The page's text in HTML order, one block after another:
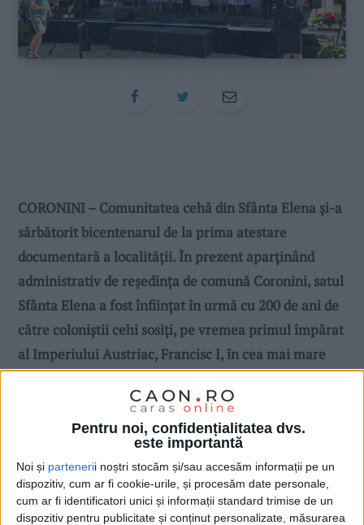
Pentru noi, confidențialitatea dvs.
este importantă
Noi și partenerii noștri stocăm și/sau accesăm informații pe un
dispozitiv, cum ar fi cookie-urile, și procesăm date personale,
cum ar fi identificatori unici și informații standard trimise de un
dispozitiv pentru publicitate și conținut personalizate, măsurarea
CORONINI – Comunitatea cehă din Sfânta Elena şi-a
sărbătorit bicentenarul de la prima atestare
documentară a localităţii. În prezent aparţinând
administrativ de reşedinţa de comună Coronini, satul
Sfânta Elena a fost înfiinţat în urmă cu 200 de ani de
către coloniştii cehi sosiţi, pe vremea primul împărat
al Imperiului Austriac, Francisc I, în cea mai mare
bază cea de tăietori de lemne!